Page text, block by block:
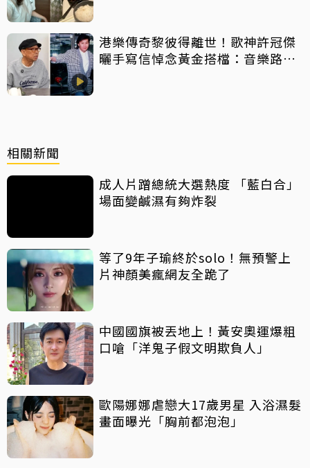
港樂傳奇黎彼得離世！歌神許冠傑
曬手寫信悼念黃金搭檔：音樂路上
相關新聞
成人片蹭總統大選熱度 「藍白合」
場面變鹹濕有夠炸裂
等了9年子瑜終於solo！無預警上
片神顏美瘋網友全跪了
中國國旗被丟地上！黃安奧運爆粗
口嗆「洋鬼子假文明欺負人」
歐陽娜娜虐戀大17歲男星 入浴濕髮
畫面曝光「胸前都泡泡」